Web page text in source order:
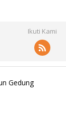
Ikuti Kami
Gedung